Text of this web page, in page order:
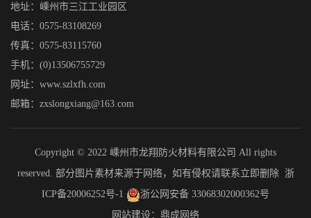
地址：嵊州市三江工业园区
电话：0575-83108269
传真：0575-83115760
手机：(0)13506755729
网址：www.szlxfh.com
邮箱：zxslongxiang@163.com
Copyright © 2022 嵊州市龙翔防火材料有限公司 All rights
reserved. 部分图片素材来源于网络，如有侵权请联系立即删除 浙
ICP备20006252号-1
浙公网安备 33068302000362号
网站建设：鼎成网络